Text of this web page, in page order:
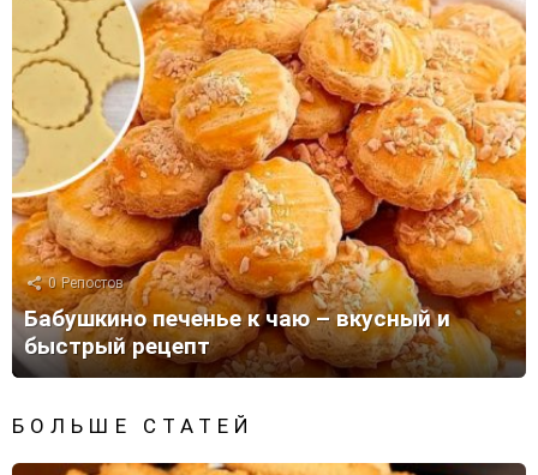
0 Репостов
Бабушкино печенье к чаю – вкусный и
быстрый рецепт
БОЛЬШЕ СТАТЕЙ